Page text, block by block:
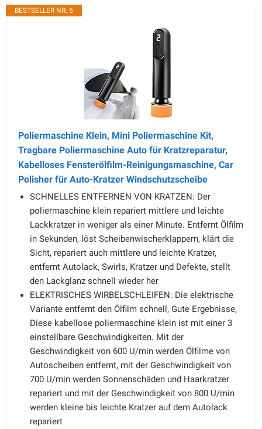
BESTSELLER NR. 5
Poliermaschine Klein, Mini Poliermaschine Kit,
Tragbare Poliermaschine Auto für Kratzreparatur,
Kabelloses Fensterölfilm-Reinigungsmaschine, Car
Polisher für Auto-Kratzer Windschutzscheibe
SCHNELLES ENTFERNEN VON KRATZEN: Der
poliermaschine klein repariert mittlere und leichte
Lackkratzer in weniger als einer Minute. Entfernt Ölfilm
in Sekunden, löst Scheibenwischerklappern, klärt die
Sicht, repariert auch mittlere und leichte Kratzer,
entfernt Autolack, Swirls, Kratzer und Defekte, stellt
den Lackglanz schnell wieder her
ELEKTRISCHES WIRBELSCHLEIFEN: Die elektrische
Variante entfernt den Ölfilm schnell, Gute Ergebnisse,
Diese kabellose poliermaschine klein ist mit einer 3
einstellbare Geschwindigkeiten. Mit der
Geschwindigkeit von 600 U/min werden Ölfilme von
Autoscheiben entfernt, mit der Geschwindigkeit von
700 U/min werden Sonnenschäden und Haarkratzer
repariert und mit der Geschwindigkeit von 800 U/min
werden kleine bis leichte Kratzer auf dem Autolack
repariert